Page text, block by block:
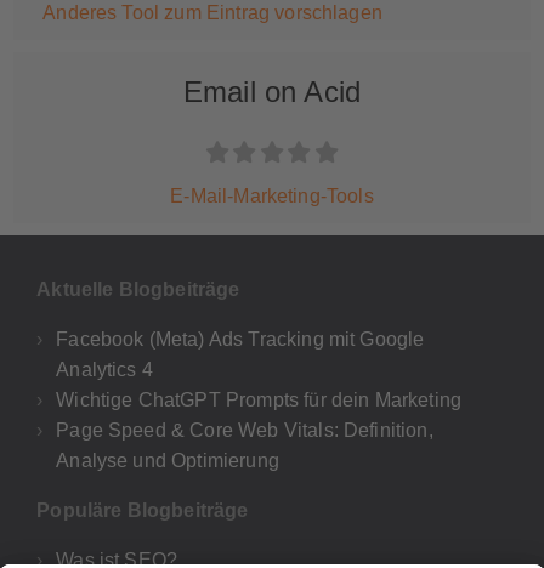
Anderes Tool zum Eintrag vorschlagen
Email on Acid
E-Mail-Marketing-Tools
Aktuelle Blogbeiträge
Facebook (Meta) Ads Tracking mit Google
Analytics 4
Wichtige ChatGPT Prompts für dein Marketing
Page Speed & Core Web Vitals: Definition,
Analyse und Optimierung
Populäre Blogbeiträge
Was ist SEO?